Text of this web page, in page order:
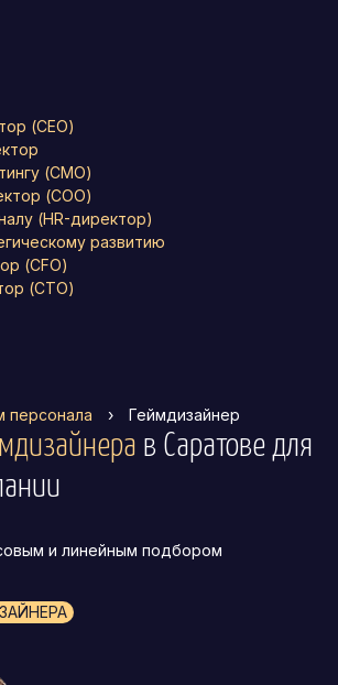
(CEO)
(CMO)
(COO)
(HR-директор)
развитию
(CFO)
(CTO)
персонала › Геймдизайнер
в Саратове для
и линейным подбором